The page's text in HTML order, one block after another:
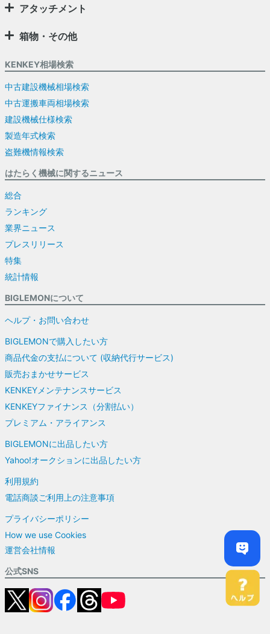
アタッチメント
箱物・その他
KENKEY相場検索
中古建設機械相場検索
中古運搬車両相場検索
建設機械仕様検索
製造年式検索
盗難機情報検索
はたらく機械に関するニュース
総合
ランキング
業界ニュース
プレスリリース
特集
統計情報
BIGLEMONについて
ヘルプ・お問い合わせ
BIGLEMONで購入したい方
商品代金の支払について (収納代行サービス)
販売おまかせサービス
KENKEYメンテナンスサービス
KENKEYファイナンス（分割払い）
プレミアム・アライアンス
BIGLEMONに出品したい方
Yahoo!オークションに出品したい方
利用規約
電話商談ご利用上の注意事項
プライバシーポリシー
How we use Cookies
運営会社情報
公式SNS